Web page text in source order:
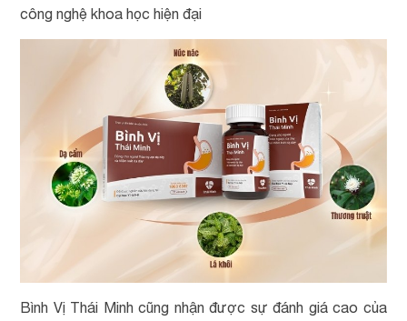
công nghệ khoa học hiện đại
Bình Vị Thái Minh cũng nhận được sự đánh giá cao của